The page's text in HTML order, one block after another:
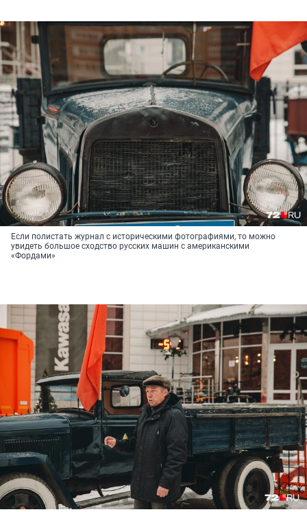
Если полистать журнал с историческими фотографиями, то можно
увидеть большое сходство русских машин с американскими
«Фордами»